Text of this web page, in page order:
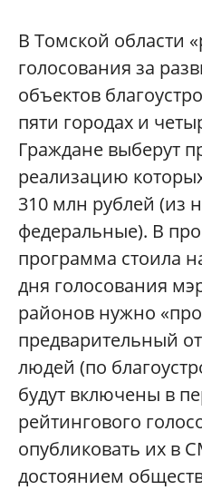
В Томской области
голосования за
объектов
пяти городах и
Граждане выберут
реализацию
310 млн рублей (из
федеральные). В
программа стоила
дня голосования
районов нужно
предварительный
людей (по
будут включены в
рейтингового
опубликовать их в
достоянием